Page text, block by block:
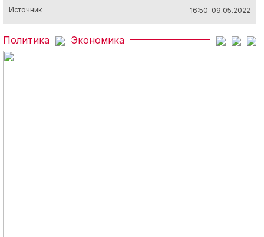
Источник 16:50 09.05.2022
Политика Экономика